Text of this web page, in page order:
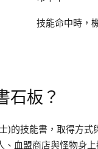
技能命中時，
石板？
)的技能書，取得方
血盟商店與怪物身上